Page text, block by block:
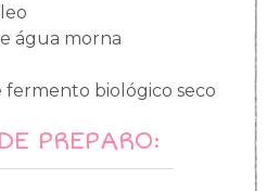
água morna
fermento biológico seco
PREPARO: